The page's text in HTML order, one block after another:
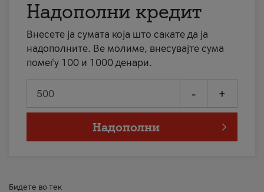
Надополни кредит
Внесете ја сумата која што сакате да ја
надополните. Ве молиме, внесувајте сума
помеѓу 100 и 1000 денари.
- +
Надополни
Бидете во тек